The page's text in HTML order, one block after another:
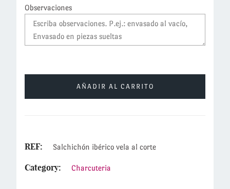
Observaciones
AÑADIR AL CARRITO
REF: Salchichón ibérico vela al corte
Category: Charcuteria